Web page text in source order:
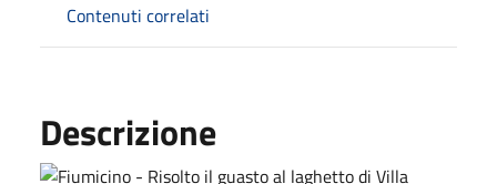
Contenuti correlati
Descrizione